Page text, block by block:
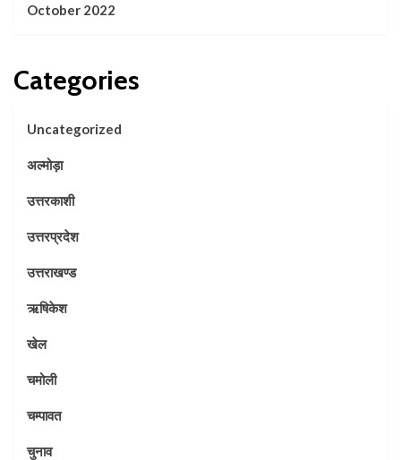
October 2022
Categories
Uncategorized
अल्मोड़ा
उत्तरकाशी
उत्तरप्रदेश
उत्तराखण्ड
ऋषिकेश
खेल
चमोली
चम्पावत
चुनाव